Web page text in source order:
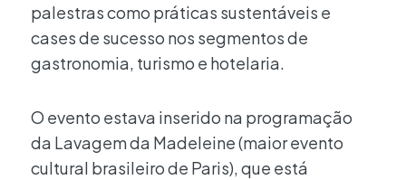
palestras como práticas sustentáveis e
cases de sucesso nos segmentos de
gastronomia, turismo e hotelaria.
O evento estava inserido na programação
da Lavagem da Madeleine (maior evento
cultural brasileiro de Paris), que está